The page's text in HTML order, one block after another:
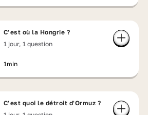
C’est où la Hongrie ?
1 jour, 1 question
1min
C’est quoi le détroit d'Ormuz ?